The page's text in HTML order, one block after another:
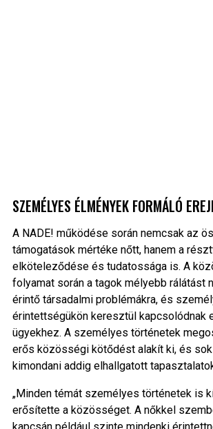
SZEMÉLYES ÉLMÉNYEK FORMÁLÓ
A NADE! működése során nemcsak az
támogatások mértéke nőtt, hanem a
elköteleződése és tudatossága is. A
folyamat során a tagok mélyebb rálátást
érintő társadalmi problémákra, és
érintettségükön keresztül kapcsolódnak
ügyekhez. A személyes történetek
erős közösségi kötődést alakít ki, és
kimondani addig elhallgatott
„Minden témát személyes történetek is
erősítette a közösséget. A nőkkel